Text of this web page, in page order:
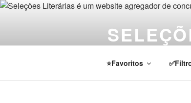
Pular
⭐Favoritos